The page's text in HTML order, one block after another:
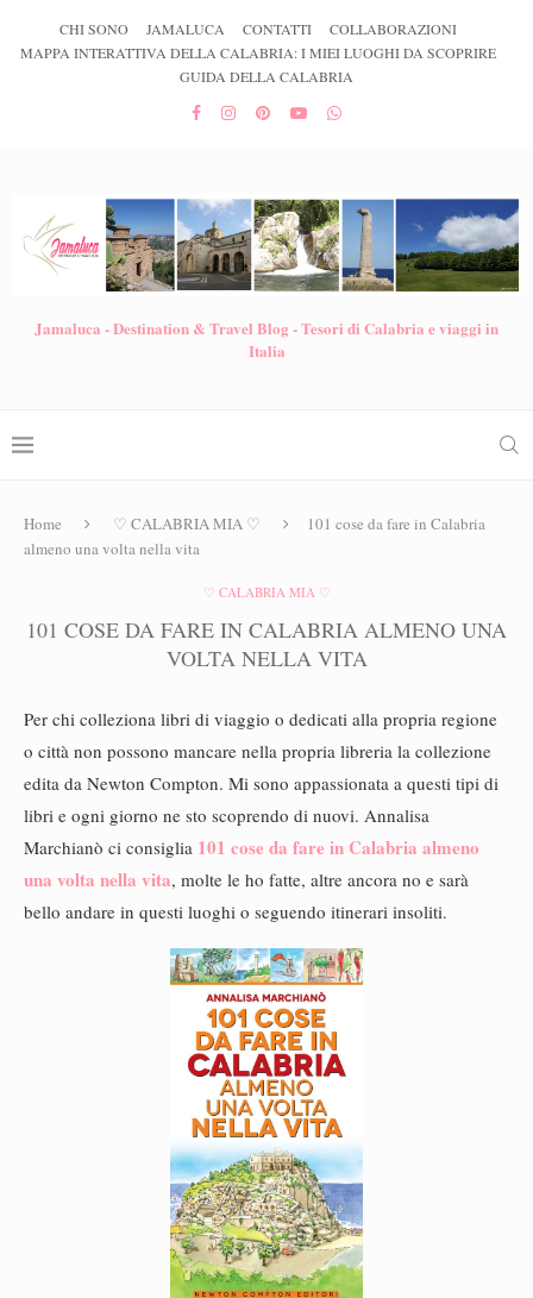
CHI SONO JAMALUCA CONTATTI
COLLABORAZIONI
MAPPA INTERATTIVA DELLA CALABRIA: I MIEI LUOGHI DA SCOPRIRE
GUIDA DELLA CALABRIA
Jamaluca - Destination & Travel Blog - Tesori di Calabria e viaggi in
Italia
Home ♡ CALABRIA MIA ♡
101 cose da fare in Calabria
almeno una volta nella vita
♡ CALABRIA MIA ♡
101 COSE DA FARE IN CALABRIA ALMENO UNA
VOLTA NELLA VITA
Per chi colleziona libri di viaggio o dedicati alla propria regione
o città non possono mancare nella propria libreria la collezione
edita da Newton Compton. Mi sono appassionata a questi tipi di
libri e ogni giorno ne sto scoprendo di nuovi. Annalisa
Marchianò ci consiglia 101 cose da fare in Calabria almeno
una volta nella vita, molte le ho fatte, altre ancora no e sarà
bello andare in questi luoghi o seguendo itinerari insoliti.